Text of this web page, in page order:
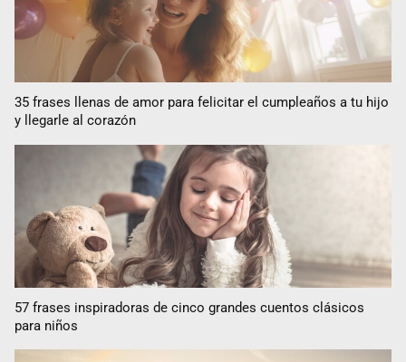
35 frases llenas de amor para felicitar el cumpleaños a tu hijo
y llegarle al corazón
57 frases inspiradoras de cinco grandes cuentos clásicos
para niños